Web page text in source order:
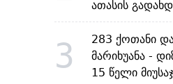
ათასის
3
283 ქოთანი
მარიხუანა -
15 წელი